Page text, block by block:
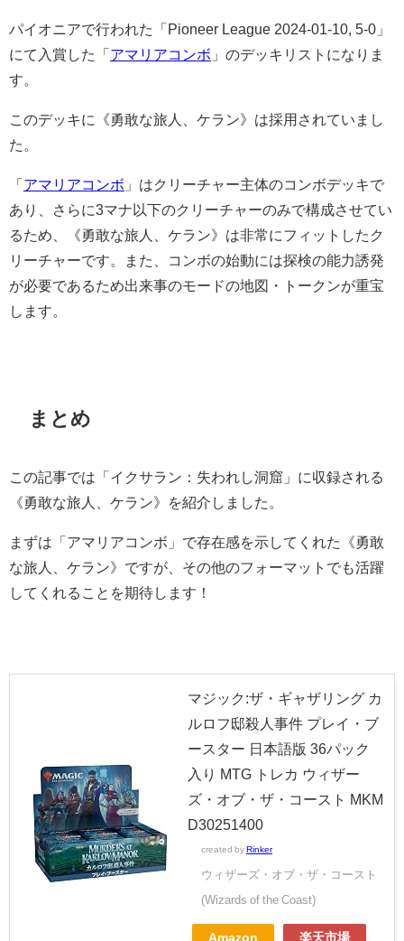
パイオニアで行われた「Pioneer League 2024-01-10, 5-0」
にて入賞した「 アマリアコンボ 」のデッキリストになりま
す。
このデッキに《勇敢な旅人、ケラン》は採用されていまし
た。
「 アマリアコンボ 」はクリーチャー主体のコンボデッキで
あり、さらに3マナ以下のクリーチャーのみで構成させてい
るため、《勇敢な旅人、ケラン》は非常にフィットしたク
リーチャーです。また、コンボの始動には探検の能力誘発
が必要であるため出来事のモードの地図・トークンが重宝
します。
まとめ
この記事では「イクサラン：失われし洞窟」に収録される
《勇敢な旅人、ケラン》を紹介しました。
まずは「アマリアコンボ」で存在感を示してくれた《勇敢
な旅人、ケラン》ですが、その他のフォーマットでも活躍
してくれることを期待します！
マジック:ザ・ギャザリング カ
ルロフ邸殺人事件 プレイ・ブ
ースター 日本語版 36パック
入り MTG トレカ ウィザー
ズ・オブ・ザ・コースト MKM
D30251400
created by Rinker
ウィザーズ・オブ・ザ・コースト
(Wizards of the Coast)
Amazon 楽天市場